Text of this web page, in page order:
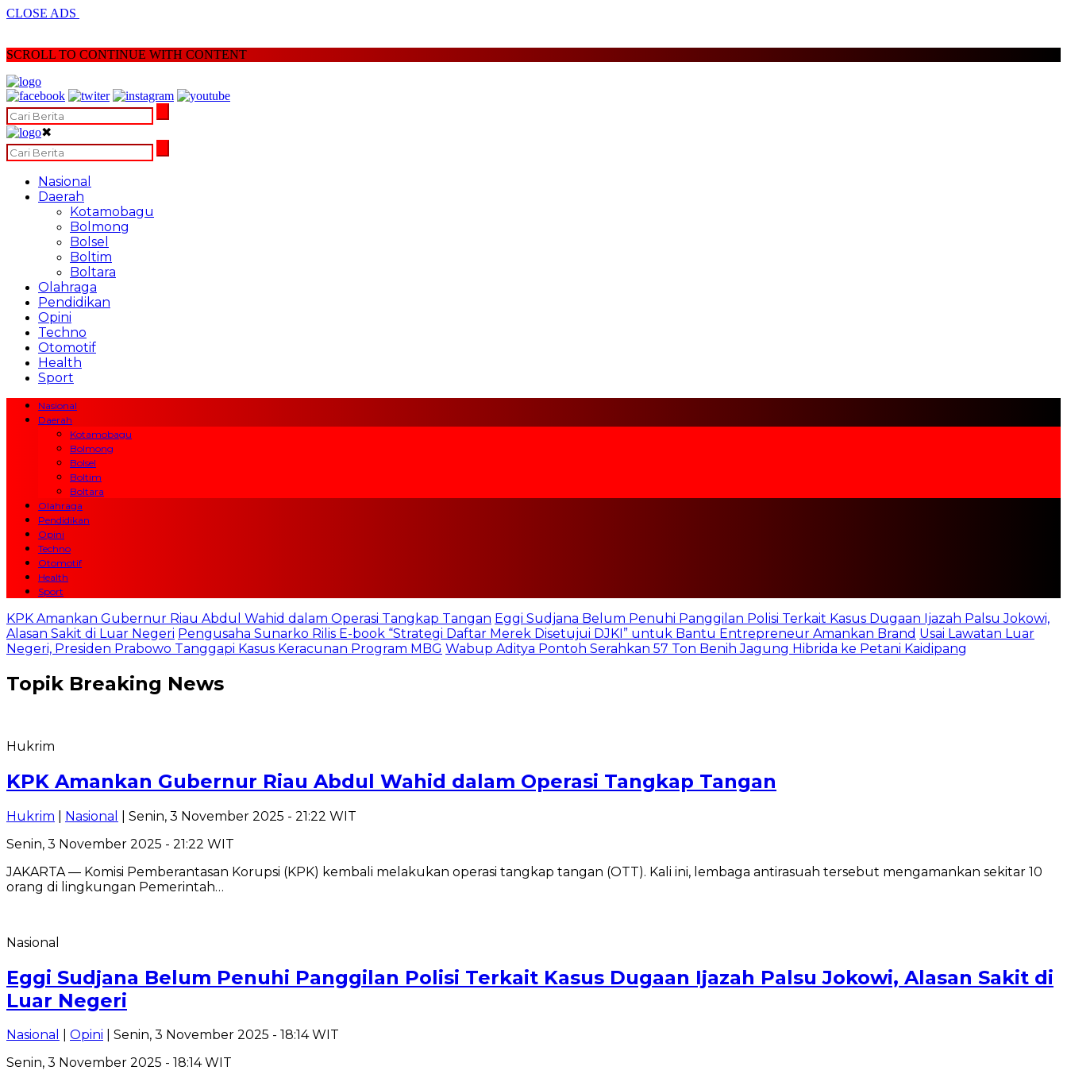
CLOSE ADS
SCROLL TO CONTINUE WITH CONTENT
✖
Nasional
Daerah
Kotamobagu
Bolmong
Bolsel
Boltim
Boltara
Olahraga
Pendidikan
Opini
Techno
Otomotif
Health
Sport
Nasional
Daerah
Kotamobagu
Bolmong
Bolsel
Boltim
Boltara
Olahraga
Pendidikan
Opini
Techno
Otomotif
Health
Sport
KPK Amankan Gubernur Riau Abdul Wahid dalam Operasi Tangkap Tangan Eggi Sudjana Belum Penuhi Panggilan Polisi Terkait Kasus Dugaan Ijazah Palsu Jokowi,
Alasan Sakit di Luar Negeri Pengusaha Sunarko Rilis E-book “Strategi Daftar Merek Disetujui DJKI” untuk Bantu Entrepreneur Amankan Brand Usai Lawatan Luar
Negeri, Presiden Prabowo Tanggapi Kasus Keracunan Program MBG Wabup Aditya Pontoh Serahkan 57 Ton Benih Jagung Hibrida ke Petani Kaidipang
Topik Breaking News
Hukrim
KPK Amankan Gubernur Riau Abdul Wahid dalam Operasi Tangkap Tangan
Hukrim Nasional
| Senin, 3 November 2025 - 21:22 WIT
Senin, 3 November 2025 - 21:22 WIT
JAKARTA — Komisi Pemberantasan Korupsi (KPK) kembali melakukan operasi tangkap tangan (OTT). Kali ini, lembaga antirasuah tersebut mengamankan sekitar 10
orang di lingkungan Pemerintah…
Nasional
Eggi Sudjana Belum Penuhi Panggilan Polisi Terkait Kasus Dugaan Ijazah Palsu Jokowi, Alasan Sakit di
Luar Negeri
Nasional Opini | Senin, 3 November 2025 - 18:14 WIT
Senin, 3 November 2025 - 18:14 WIT